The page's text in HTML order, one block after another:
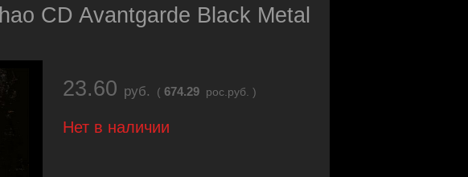
CD Avantgarde Black Metal
23.60 руб. ( 674.29 рос.руб. )
Нет в наличии